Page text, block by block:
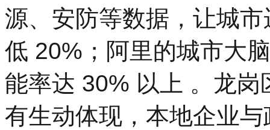
源、安防等数据，让城
低 20%；阿里的城市大
能率达 30% 以上 。龙岗
有生动体现，本地企业